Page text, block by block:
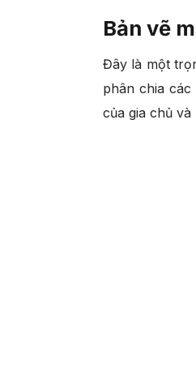
Bản vẽ
Đây là một
phân chia
của gia chủ và